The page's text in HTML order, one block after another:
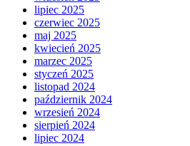
lipiec 2025
czerwiec 2025
maj 2025
kwiecień 2025
marzec 2025
styczeń 2025
listopad 2024
październik 2024
wrzesień 2024
sierpień 2024
lipiec 2024